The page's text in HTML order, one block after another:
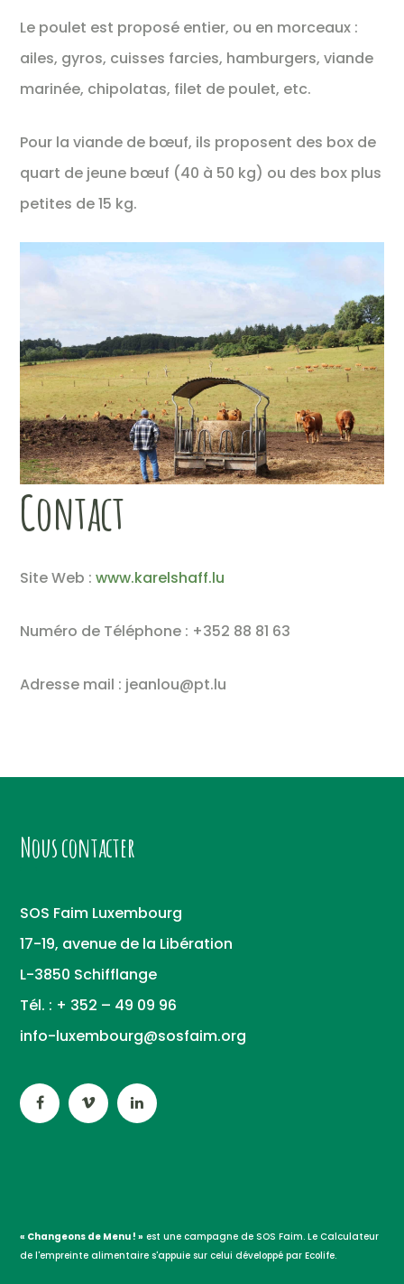
Le poulet est proposé entier, ou en morceaux :
ailes, gyros, cuisses farcies, hamburgers, viande
marinée, chipolatas, filet de poulet, etc.
Pour la viande de bœuf, ils proposent des box de
quart de jeune bœuf (40 à 50 kg) ou des box plus
petites de 15 kg.
Contact
Site Web :www.karelshaff.lu
Numéro de Téléphone : +352 88 81 63
Adresse mail : jeanlou@pt.lu
Nous contacter
SOS Faim Luxembourg
17-19, avenue de la Libération
L-3850 Schifflange
Tél. : + 352 – 49 09 96
info-luxembourg@sosfaim.org
« Changeons de Menu ! » est une campagne de SOS Faim. Le Calculateur
de l'empreinte alimentaire s'appuie sur celui développé par Ecolife.